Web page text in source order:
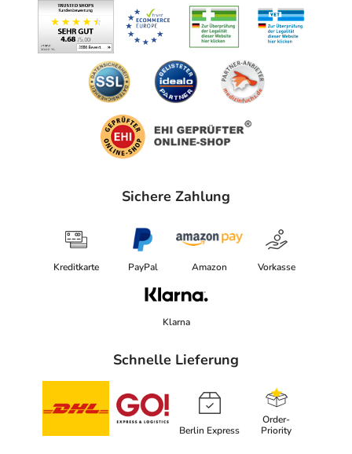
Sichere Zahlung
Kreditkarte PayPal Amazon Vorkasse
Klarna
Schnelle Lieferung
Berlin Express
Order-
Priority